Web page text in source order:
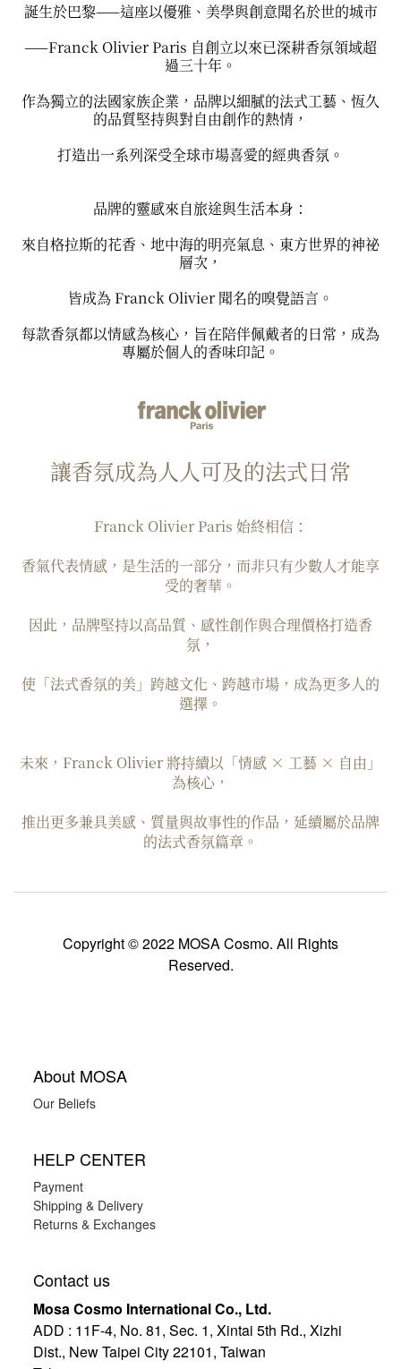
誕生於巴黎——這座以優雅、美學與創意聞名於世的城市
——Franck Olivier Paris 自創立以來已深耕香氛領域超
過三十年。
作為獨立的法國家族企業，品牌以細膩的法式工藝、恆久
的品質堅持與對自由創作的熱情，
打造出一系列深受全球市場喜愛的經典香氛。
品牌的靈感來自旅途與生活本身：
來自格拉斯的花香、地中海的明亮氣息、東方世界的神祕
層次，
皆成為 Franck Olivier 聞名的嗅覺語言。
每款香氛都以情感為核心，旨在陪伴佩戴者的日常，成為
專屬於個人的香味印記。
讓香氛成為人人可及的法式日常
Franck Olivier Paris 始終相信：
香氣代表情感，是生活的一部分，而非只有少數人才能享
受的奢華。
因此，品牌堅持以高品質、感性創作與合理價格打造香
氛，
使「法式香氛的美」跨越文化、跨越市場，成為更多人的
選擇。
未來，Franck Olivier 將持續以「情感 × 工藝 × 自由」
為核心，
推出更多兼具美感、質量與故事性的作品，延續屬於品牌
的法式香氛篇章。
Copyright © 2022 MOSA Cosmo. All Rights
Reserved.
About MOSA
Our Beliefs
HELP CENTER
Payment
Shipping & Delivery
Returns & Exchanges
Contact us
Mosa Cosmo International Co., Ltd.
ADD : 11F-4, No. 81, Sec. 1, Xintai 5th Rd., Xizhi
Dist., New Taipei City 22101, Taiwan